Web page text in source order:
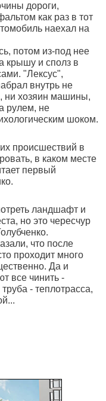
дороги,
как раз в тот
наехал на
потом из-под нее
крышу и сполз в
"Лексус",
внутрь не
ни хозяин машины,
рулем, не
шоком.
происшествий в
в каком месте
первый
ландшафт и
но это чересчур
что после
проходит много
Да и
все чинить -
- теплотрасса,